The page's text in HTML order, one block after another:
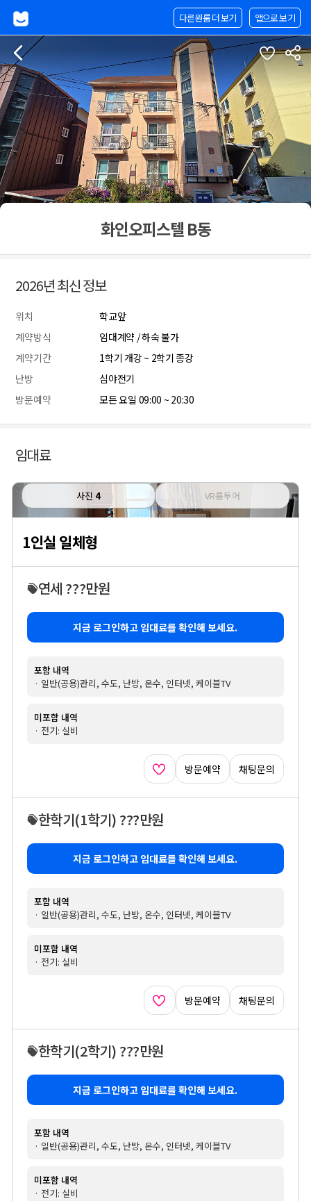
앱으로 보기
다른원룸 더 보기
화인오피스텔 B동
2026년 최신 정보
위치
학교앞
계약방식
임대계약 / 하숙 불가
계약기간
1학기 개강 ~ 2학기 종강
난방
심야전기
방문예약
모든 요일 09:00 ~ 20:30
임대료
사진4 VR룸투어
1인실 일체형
연세 ???만원
지금 로그인하고 임대료를 확인해 보세요.
포함 내역
· 일반(공용)관리, 수도, 난방, 온수, 인터넷, 케이블TV
미포함 내역
· 전기: 실비
방문예약 채팅문의
한학기(1학기) ???만원
지금 로그인하고 임대료를 확인해 보세요.
포함 내역
· 일반(공용)관리, 수도, 난방, 온수, 인터넷, 케이블TV
미포함 내역
· 전기: 실비
방문예약 채팅문의
한학기(2학기) ???만원
지금 로그인하고 임대료를 확인해 보세요.
포함 내역
· 일반(공용)관리, 수도, 난방, 온수, 인터넷, 케이블TV
미포함 내역
· 전기: 실비